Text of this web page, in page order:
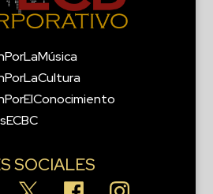
SOCIALES